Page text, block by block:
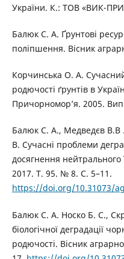
України. К.: ТОВ «ВИК-
Балюк С. А. Ґрунтові
поліпшення. Вісник
Корчинська О. А.
родючості ґрунтів в
Причорномор’я. 2005.
Балюк C. А., Медведєв
В. Сучасні проблеми
досягнення нейтрального
2017. Т. 95. № 8. С. 5–11.
https://doi.org/10.31073/
Балюк С. А. Носко Б. С.,
біологічної деградації
родючості. Вісник